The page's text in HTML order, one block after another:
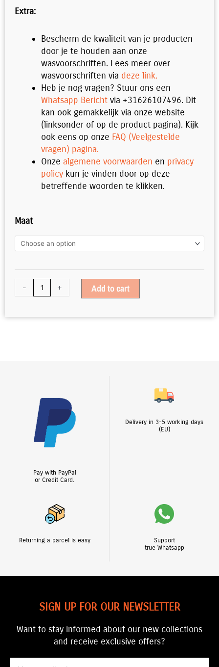
Extra:
Bescherm de kwaliteit van je producten
door je te houden aan onze
wasvoorschriften. Lees meer over
wasvoorschriften via deze link.
Heb je nog vragen? Stuur ons een
Whatsapp Bericht via +31626107496. Dit
kan ook gemakkelijk via onze website
(linksonder of op de product pagina). Kijk
ook eens op onze FAQ (Veelgestelde
vragen) pagina.
Onze algemene voorwaarden en privacy
policy kun je vinden door op deze
betreffende woorden te klikken.
Maat
-
Sweater
Grey
quantity
+ Add to cart
Pay with PayPal
or Credit Card.
Delivery in 3-5 working days
(EU)
Returning a parcel is easy
Support
true Whatsapp
SIGN UP FOR OUR NEWSLETTER
Want to stay informed about our new collections
and receive exclusive offers?